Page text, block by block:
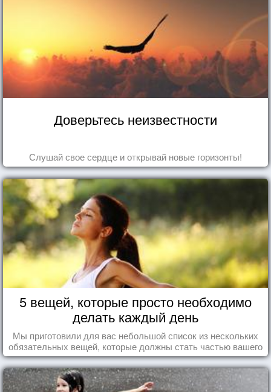
Доверьтесь неизвестности
Слушай свое сердце и открывай новые горизонты!
5 вещей, которые просто необходимо
делать каждый день
Мы приготовили для вас небольшой список из нескольких
обязательных вещей, которые должны стать частью вашего
дня.